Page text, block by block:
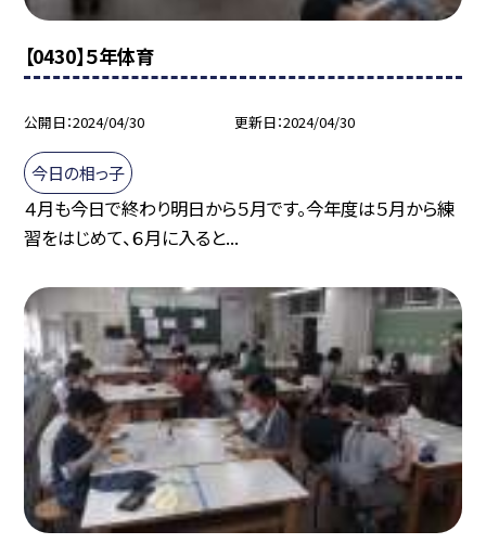
【0430】５年体育
公開日 2024/04/30 更新日 2024/04/30
今日の相っ子
４月も今日で終わり明日から５月です。今年度は５月から練
習をはじめて、６月に入ると...